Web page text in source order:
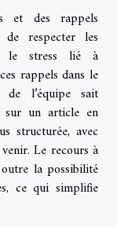
et des rappels
de respecter les
le stress lié à
rappels dans le
de l’équipe sait
sur un article en
structurée, avec
Le recours à
la possibilité
ce qui simplifie